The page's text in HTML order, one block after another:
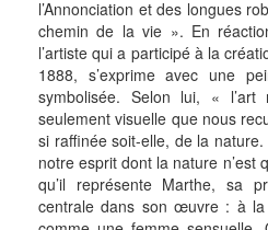
l’Annonciation et des longues
chemin de la vie ». En
l’artiste qui a participé à la
1888, s’exprime avec une
symbolisée. Selon lui, « l’art
seulement visuelle que nous
si raffinée soit-elle, de la
notre esprit dont la nature n’est
qu’il représente Marthe, sa
centrale dans son œuvre : à